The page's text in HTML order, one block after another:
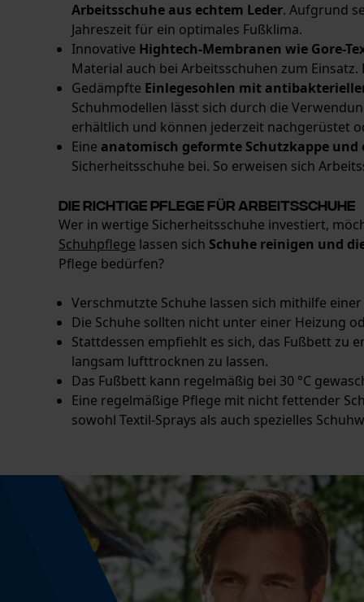
Arbeitsschuhe aus echtem Leder. Aufgrund
Jahreszeit für ein optimales Fußklima.
Innovative Hightech-Membranen wie Gore-
Material auch bei Arbeitsschuhen zum
Gedämpfte Einlegesohlen mit
Schuhmodellen lässt sich durch die
erhältlich und können jederzeit nachgerüstet
Eine anatomisch geformte Schutzkappe und
Sicherheitsschuhe bei. So erweisen sich
Die richtige Pflege für Arbeitsschuhe
Wer in wertige Sicherheitsschuhe investiert,
Schuhpflege lassen sich Schuhe reinigen und
Pflege bedürfen?
Verschmutzte Schuhe lassen sich mithilfe
Die Schuhe sollten nicht unter einer Heizung
Stattdessen empfiehlt es sich, das Fußbett zu
langsam lufttrocknen zu lassen.
Das Fußbett kann regelmäßig bei 30 °C
Eine regelmäßige Pflege mit nicht fettender
sowohl Textil-Sprays als auch spezielles